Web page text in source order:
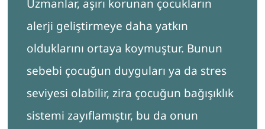
Uzmanlar, aşırı korunan çocukların
alerji geliştirmeye daha yatkın
olduklarını ortaya koymuştur. Bunun
sebebi çocuğun duyguları ya da stres
seviyesi olabilir, zira çocuğun bağışıklık
sistemi zayıflamıştır, bu da onun